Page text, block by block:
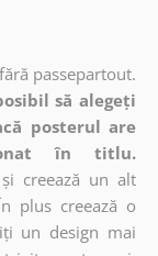
passepartout.
să alegeți
posterul are
în titlu.
creează un alt
plus creează o
un design mai